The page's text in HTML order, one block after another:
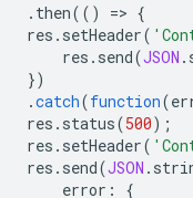
. then(() => {
res . setHeader(
res . send(JSON .
})
.catch(function(
res . status(500);
res . setHeader(
res . send(JSON .
error :
{